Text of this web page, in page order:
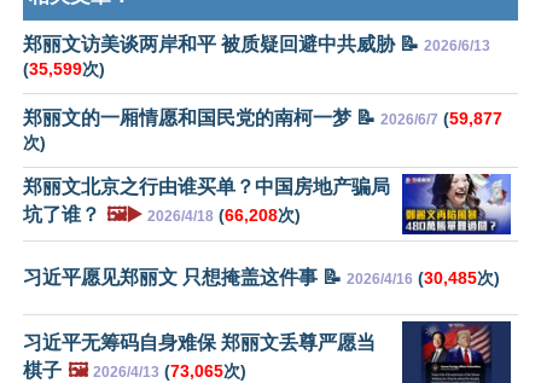
郑丽文访美谈两岸和平 被质疑回避中共威胁 📝 2026/6/13
(35,599次)
郑丽文的一厢情愿和国民党的南柯一梦 📝 2026/6/7 (59,877
次)
郑丽文北京之行由谁买单？中国房地产骗局
坑了谁？ 🖼️▶️ 2026/4/18 (66,208次)
习近平愿见郑丽文 只想掩盖这件事 📝 2026/4/16 (30,485次)
习近平无筹码自身难保 郑丽文丢尊严愿当
棋子 🖼️ 2026/4/13 (73,065次)